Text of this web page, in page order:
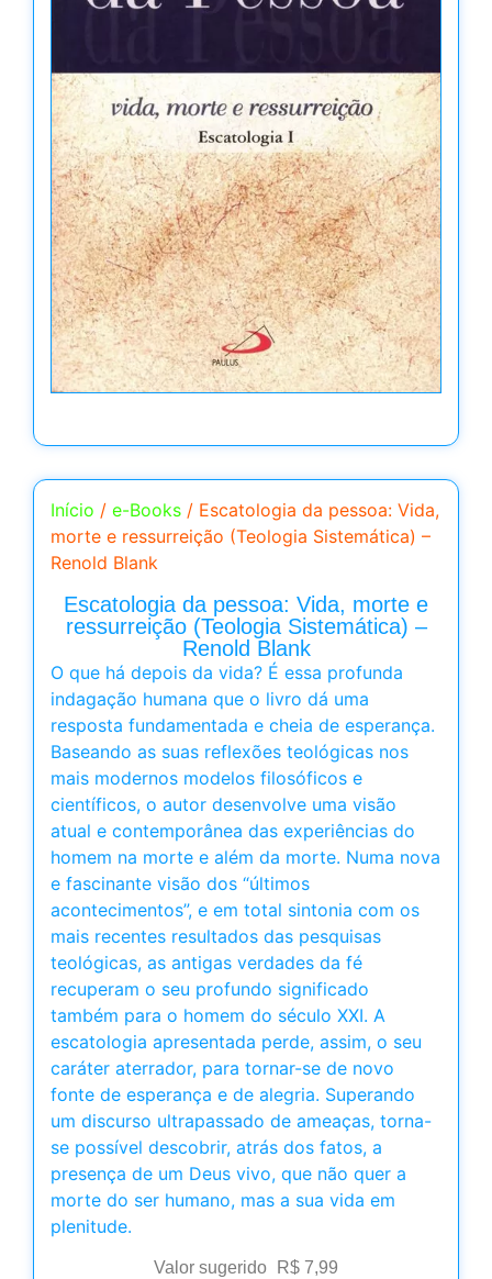
Início / e-Books / Escatologia da pessoa: Vida,
morte e ressurreição (Teologia Sistemática) –
Renold Blank
Escatologia da pessoa: Vida, morte e
ressurreição (Teologia Sistemática) –
Renold Blank
O que há depois da vida? É essa profunda
indagação humana que o livro dá uma
resposta fundamentada e cheia de esperança.
Baseando as suas reflexões teológicas nos
mais modernos modelos filosóficos e
científicos, o autor desenvolve uma visão
atual e contemporânea das experiências do
homem na morte e além da morte. Numa nova
e fascinante visão dos “últimos
acontecimentos”, e em total sintonia com os
mais recentes resultados das pesquisas
teológicas, as antigas verdades da fé
recuperam o seu profundo significado
também para o homem do século XXI. A
escatologia apresentada perde, assim, o seu
caráter aterrador, para tornar-se de novo
fonte de esperança e de alegria. Superando
um discurso ultrapassado de ameaças, torna-
se possível descobrir, atrás dos fatos, a
presença de um Deus vivo, que não quer a
morte do ser humano, mas a sua vida em
plenitude.
Valor sugerido R$ 7,99